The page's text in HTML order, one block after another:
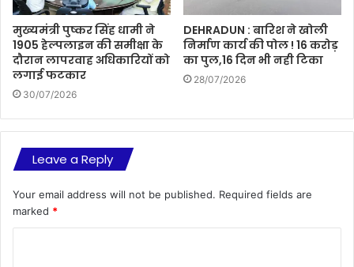
मुख्यमंत्री पुष्कर सिंह धामी ने
1905 हेल्पलाइन की समीक्षा के
दौरान लापरवाह अधिकारियों को
लगाई फटकार
30/07/2026
DEHRADUN : बारिश ने खोली
निर्माण कार्य की पोल ! 16 करोड़
का पुल,16 दिन भी नही टिका
28/07/2026
Leave a Reply
Your email address will not be published. Required fields are
marked *